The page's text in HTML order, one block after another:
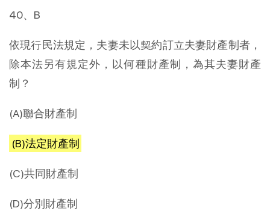
40、B
依現行民法規定，夫妻未以契約訂立夫妻財產制者，
除本法另有規定外，以何種財產制，為其夫妻財產
制？
(A)聯合財產制
(B)法定財產制
(C)共同財產制
(D)分別財產制